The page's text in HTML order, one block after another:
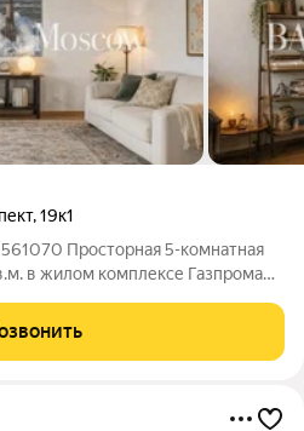
,19к1
Просторная 5-комнатная
в жилом комплексе Газпрома
из 3 корпусов и
- одном из